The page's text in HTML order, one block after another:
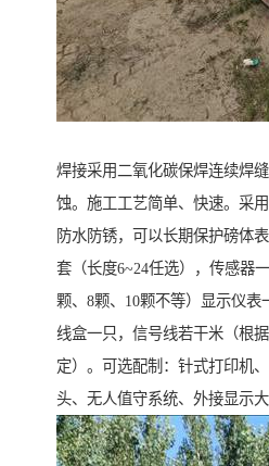
焊接采用二氧化碳保焊连续焊
蚀。施工工艺简单、快速。采
防水防锈，可以长期保护磅体
套（长度6~24任选），传感器
颗、8颗、10颗不等）显示仪
线盒一只，信号线若干米（根
定）。可选配制：针式打印机
头、无人值守系统、外接显示大